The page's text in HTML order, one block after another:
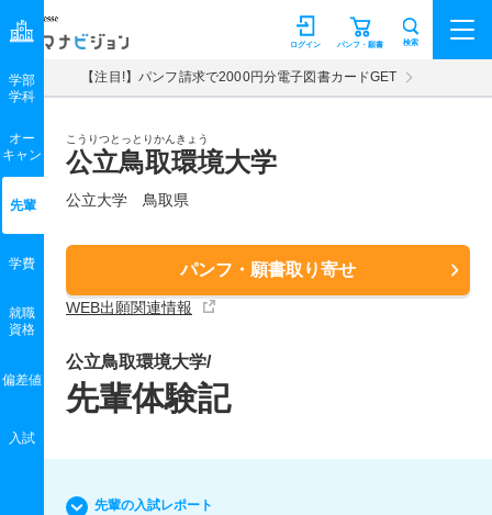
マナビジョン パンフ・願書
ログイン 検索
【注目!】パンフ請求で2000円分電子図書カードGET
こうりつとっとりかんきょう
公立鳥取環境大学
公立大学 鳥取県
パンフ・願書取り寄せ
WEB出願関連情報
学部
学科
オー
キャン
先輩
学費
就職
資格
偏差値
入試
公立鳥取環境大学/
先輩体験記
先輩の入試レポート